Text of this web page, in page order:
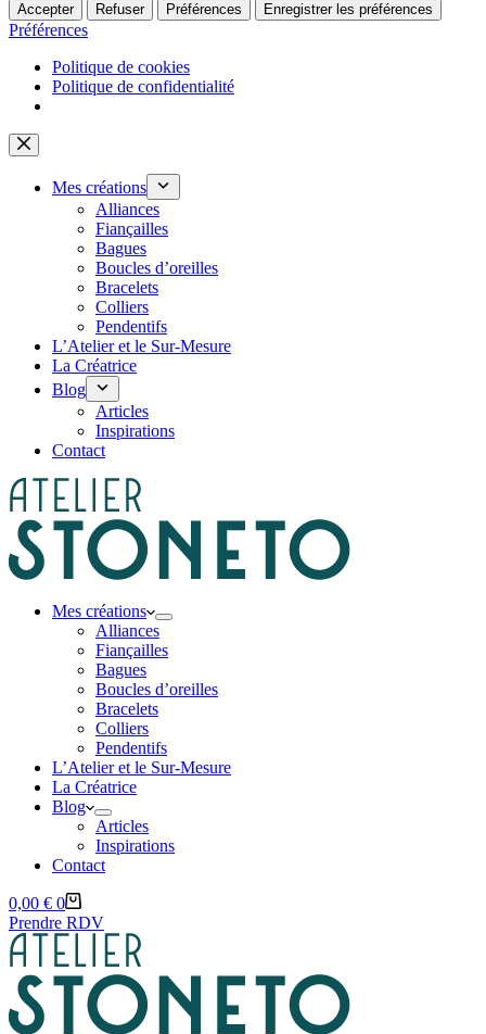
Accepter Refuser Préférences Enregistrer les préférences
Préférences
Politique de cookies
Politique de confidentialité
Passer
au
contenuMes créations
Alliances
Fiançailles
Bagues
Boucles d’oreilles
Bracelets
Colliers
Pendentifs
L’Atelier et le Sur-Mesure
La Créatrice
Blog
Articles
Inspirations
Contact
Mes créations
Alliances
Fiançailles
Bagues
Boucles d’oreilles
Bracelets
Colliers
Pendentifs
L’Atelier et le Sur-Mesure
La Créatrice
Blog
Articles
Inspirations
Contact
Panier
d’achat
0,00 € 0
Prendre RDV